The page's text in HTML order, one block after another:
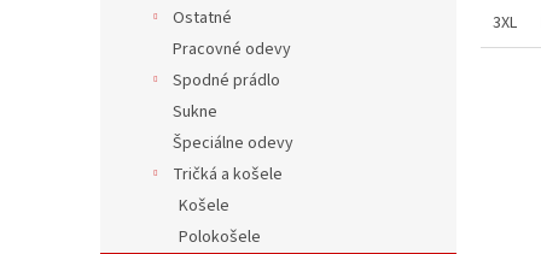
Ostatné
Pracovné odevy
Spodné prádlo
Sukne
Špeciálne odevy
Tričká a košele
Košele
Polokošele
3XL